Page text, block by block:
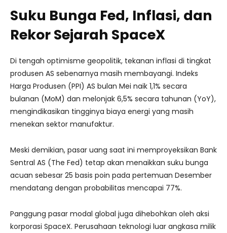
Suku Bunga Fed, Inflasi, dan
Rekor Sejarah SpaceX
Di tengah optimisme geopolitik, tekanan inflasi di tingkat
produsen AS sebenarnya masih membayangi. Indeks
Harga Produsen (PPI) AS bulan Mei naik 1,1% secara
bulanan (MoM) dan melonjak 6,5% secara tahunan (YoY),
mengindikasikan tingginya biaya energi yang masih
menekan sektor manufaktur.
Meski demikian, pasar uang saat ini memproyeksikan Bank
Sentral AS (The Fed) tetap akan menaikkan suku bunga
acuan sebesar 25 basis poin pada pertemuan Desember
mendatang dengan probabilitas mencapai 77%.
Panggung pasar modal global juga dihebohkan oleh aksi
korporasi SpaceX. Perusahaan teknologi luar angkasa milik